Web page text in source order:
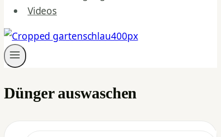
Videos
Dünger auswaschen